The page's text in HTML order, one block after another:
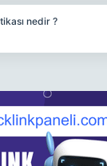
nedir ?